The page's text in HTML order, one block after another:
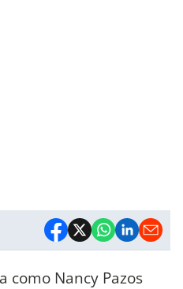
como Nancy Pazos